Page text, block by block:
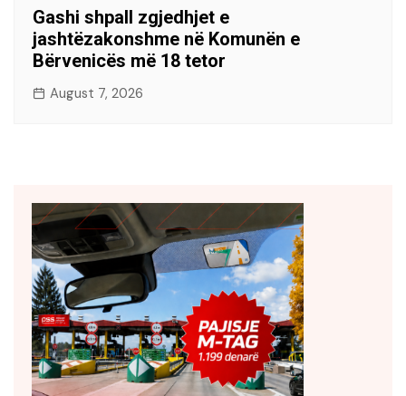
Gashi shpall zgjedhjet e
jashtëzakonshme në Komunën e
Bërvenicës më 18 tetor
August 7, 2026